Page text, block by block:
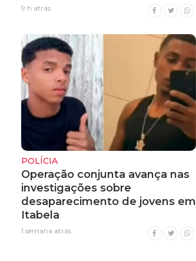
9 h atrás
POLÍCIA
Operação conjunta avança nas
investigações sobre
desaparecimento de jovens em
Itabela
1 semana atrás